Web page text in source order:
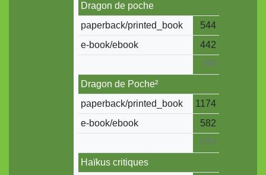
Dragon de poche
paperback/printed_book
544
e-book/ebook
442
986
Dragon de Poche²
paperback/printed_book
1174
e-book/ebook
582
1756
Haïkus critiques